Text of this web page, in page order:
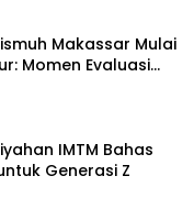
Makassar Mulai
Momen Evaluasi
IMTM Bahas
Generasi Z